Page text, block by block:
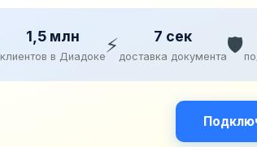
1,5 млн
клиентов в Диадоке ⚡ 7 сек
доставка документа🛡️